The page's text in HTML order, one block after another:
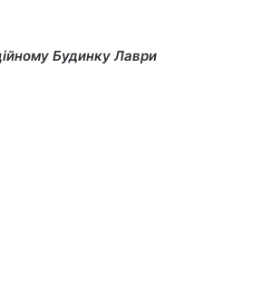
Будинку Лаври